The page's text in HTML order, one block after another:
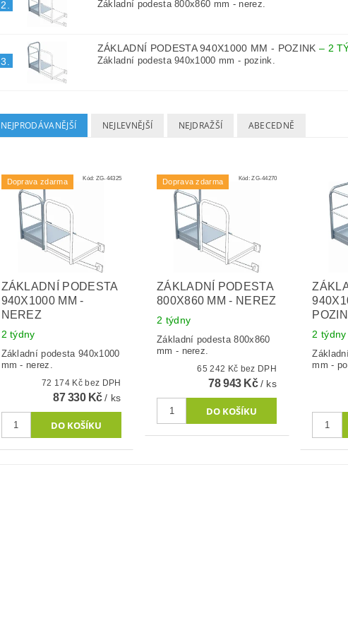
2. Základní podesta 800x860 mm - nerez.
3.
ZÁKLADNÍ PODESTA 940X1000 MM - POZINK – 2
Základní podesta 940x1000 mm - pozink.
NEJPRODÁVANĚJŠÍ NEJLEVNĚJŠÍ NEJDRAŽŠÍ ABECEDNĚ
Doprava zdarma Kód: ZG-44325
ZÁKLADNÍ PODESTA
940X1000 MM -
NEREZ
2 týdny
Základní podesta 940x1000
mm - nerez.
72 174 Kč bez DPH
87 330 Kč/ ks
Doprava zdarma Kód:ZG-44270
ZÁKLADNÍ PODESTA
800X860 MM - NEREZ
2 týdny
Základní podesta 800x860
mm - nerez.
65 242 Kč bez DPH
78 943 Kč/ ks
2 týdny
mm -